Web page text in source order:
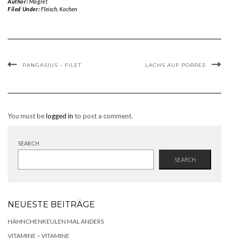
Author:Magret
Filed Under:Fleisch, Kochen
PANGASIUS – FILET LACHS AUF PORREE
You must belogged in to post a comment.
SEARCH
SEARCH
NEUESTE BEITRÄGE
HÄHNCHENKEULEN MAL ANDERS
VITAMINE – VITAMINE